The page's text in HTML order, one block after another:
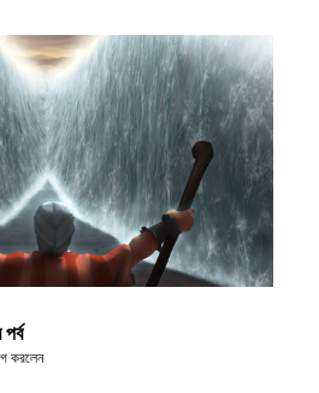
করলেন